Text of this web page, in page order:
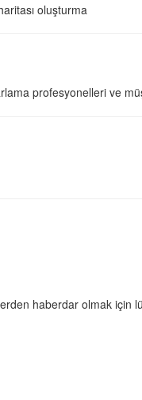
oluşturma
profesyonelleri ve
haberdar olmak için